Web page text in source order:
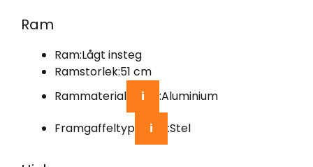
Ram
Ram:Lågt insteg
Ramstorlek:51 cm
Rammaterial
i :Aluminium
Framgaffeltyp
i :Stel